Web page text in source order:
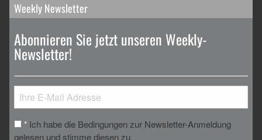
Weekly Newsletter
Abonnieren Sie jetzt unseren Weekly-
Newsletter!
* Ich habe die Bedingungen zur Newsletter-Anmeldung
gelesen und stimme diesen zu.